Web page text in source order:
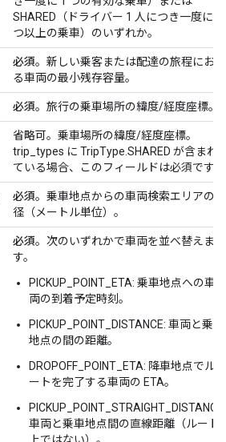
SHARED（ドライバー 1 人につき一度に 1
つ以上の乗車）のいずれか。
必須。新しい乗客または配達の旅程におけ
る車両の最小残存容量。
必須。旅行の乗車場所の緯度/経度座標。
省略可。乗車場所の緯度/経度座標。
trip_types に TripType.SHARED が含まれ
ている場合、このフィールドは必須です。
必須。乗車地点からの車両検索エリアの半
径（メートル単位）。
必須。次のいずれかで車両を並べ替えま
す。
PICKUP_POINT_ETA: 乗車地点への車
両の到着予定時刻。
PICKUP_POINT_DISTANCE: 車両と乗車
地点の間の距離。
DROPOFF_POINT_ETA: 降車地点でル
ートを完了する車両の ETA。
PICKUP_POINT_STRAIGHT_DISTANCE:
車両と乗車地点間の直線距離（ルート